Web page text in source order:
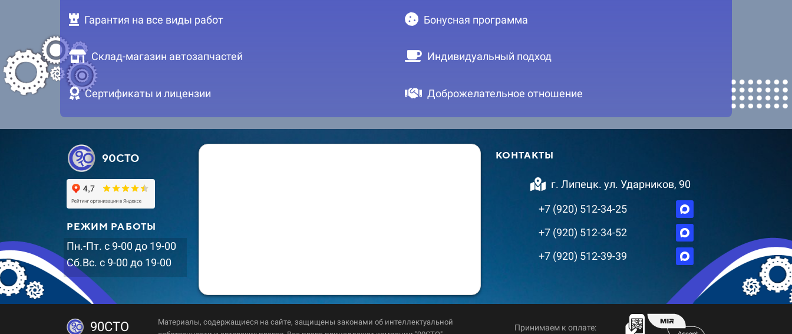
Гарантия на все виды работ
Склад-магазин автозапчастей
Сертификаты и лицензии
Бонусная программа
Индивидуальный подход
Доброжелательное отношение
90СТО
РЕЖИМ РАБОТЫ
Пн.-Пт. с 9-00 до 19-00
Сб.Вс. с 9-00 до 19-00
КОНТАКТЫ
г. Липецк. ул. Ударников, 90
+7 (920) 512-34-25
+7 (920) 512-34-52
+7 (920) 512-39-39
90СТО
Материалы, содержащиеся на сайте, защищены законами об интеллектуальной
Принимаем к оплате: